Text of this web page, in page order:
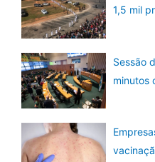
1,5 mil
Sessão
minutos